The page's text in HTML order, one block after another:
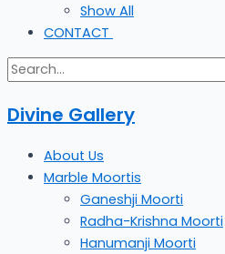
Show All
CONTACT
Divine Gallery
About Us
Marble Moortis
Ganeshji Moorti
Radha-Krishna Moorti
Hanumanji Moorti